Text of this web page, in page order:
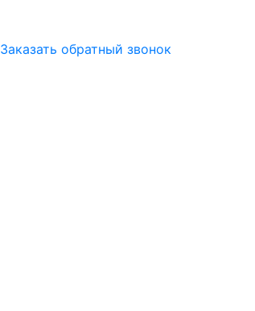
Заказать обратный звонок